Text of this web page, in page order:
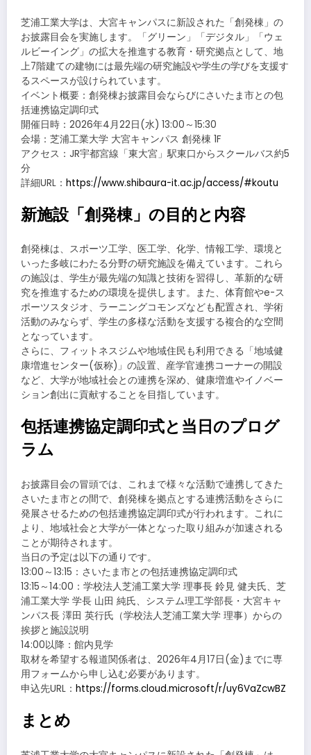
芝浦工業大学は、大宮キャンパスに新設された「創発棟」の
お披露目会を実施します。「グリーン」「デジタル」「ウェ
ルビーイング」の拡大を推進する教育・研究拠点として、地
上7階建ての建物には最先端の研究施設や学生の学びを支援す
るスペースが設けられています。
イベント概要：創発棟お披露目会ならびにさいたま市との包
括連携協定調印式
開催日時：2026年4月22日(水) 13:00～15:30
会場：芝浦工業大学 大宮キャンパス 創発棟 1F
アクセス：JR宇都宮線「東大宮」駅東口からスクールバス約5
分
詳細URL： https://www.shibaura-it.ac.jp/access/#koutu
新施設「創発棟」の目的と内容
創発棟は、スポーツ工学、医工学、化学、情報工学、環境と
いった多岐にわたる分野の研究施設を備えています。これら
の施設は、学生が最先端の知識と技術を習得し、革新的な研
究を推進するための環境を提供します。また、体育館やe-ス
ポーツスタジオ、ラーニングコモンズなども配置され、学術
活動のみならず、学生の多様な活動を支援する複合的な空間
となっています。
さらに、フィットネスジムや地域住民も利用できる「地域健
康増進センター(仮称)」の設置、産学官連携コーナーの開設
など、大学が地域社会との連携を深め、健康増進やイノベー
ション創出に貢献することを目指しています。
包括連携協定調印式と当日のプログ
ラム
お披露目会の冒頭では、これまで様々な活動で連携してきた
さいたま市との間で、創発棟を拠点とする連携活動をさらに
発展させるための包括連携協定調印式が行われます。これに
より、地域社会と大学が一体となった取り組みが加速される
ことが期待されます。
当日の予定は以下の通りです。
13:00～13:15：さいたま市との包括連携協定調印式
13:15～14:00：学校法人芝浦工業大学 理事長 鈴見 健夫氏、芝
浦工業大学 学長 山田 純氏、システム理工学部長・大宮キャ
ンパス長 澤田 英行氏（学校法人芝浦工業大学 理事）からの
挨拶と施設説明
14:00以降：館内見学
取材を希望する報道関係者は、2026年4月17日(金)までに専
用フォームから申し込む必要があります。
申込先URL： https://forms.cloud.microsoft/r/uy6VaZcwBZ
まとめ